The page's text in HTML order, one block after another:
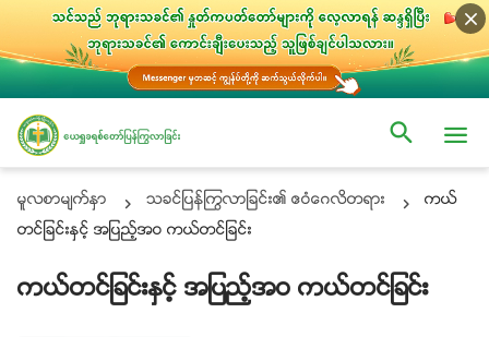
မူလစာမ်က္ႏွာ သခင္ျပန္ႂကြလာျခင္း၏ ဧဝံေဂလိတရား
ကယ္
တင္ျခင္းႏွင့္ အျပည့္အဝ ကယ္တင္ျခင္း
ကယ္တင္ျခင္းႏွင့္ အျပည့္အဝ ကယ္တင္ျခင္း